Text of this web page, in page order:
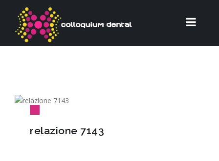
relazione 7143